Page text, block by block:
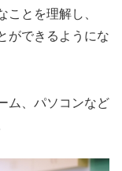
ことを理解し、
ができるようにな
ム、パソコンなど